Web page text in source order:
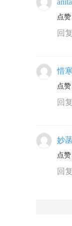
点赞
回复
惜
点赞
回复
妙
点赞
回复